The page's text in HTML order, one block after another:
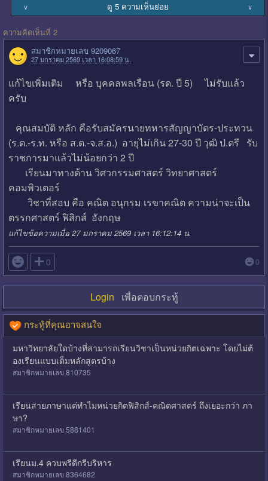
∨ ดู 5 ความเห็นย่อย ∨
ความคิดเห็นที่ 2
สมาชิกหมายเลข 9209067
27 มกราคม 2569 เวลา 16:08:59 น.
แก้ไขเพิ่มเติม หรือ บุคคลพลเรือน (รด. ปี 5) ไม่รับแล้ว
ครับ
คุณสมบัติ หลัก คือรับสมัครนายทหารสัญญาบัตร-ประทวน
(ร.ต.-ร.ท. หรือ ส.ต.-จ.ส.อ.) อายุไม่เกิน 27-30 ปี วุฒิ ป.ตรี รับ
ราชการมาแล้วไม่น้อยกว่า 2 ปี
เรียนมาทางด้าน วิศวกรรมศาสตร์ วิทยาศาสตร์
คอมพิวเตอร์
วิชาที่สอบ คือ คณิต อนุกรม เรขาคณิต ความน่าจะเป็น
ตรรกศาสตร์ ฟิสิกส์ อังกฤษ
แก้ไขข้อความเมื่อ 27 มกราคม 2569 เวลา 16:12:14 น.
 0 0
Login เพื่อตอบกระทู้
กระทู้ที่คุณอาจสนใจ
มหาวิทยาลัยใดบ้างที่สามารถเรียนวิชาเป็นหน่วยกิตเฉพาะ โดยไม่ต้
องเรียนแบบเต็มหลักสูตรบ้าง
สมาชิกหมายเลข 810735
เรียนสายภาษาแต่ทำไมหน่วยกิตฟิสิกส์-คณิตศาสตร์ ถึงเยอะกว่า ภา
ษา?
สมาชิกหมายเลข 5881401
เรียนม.4 ควบพรีดีกรีบริหาร
สมาชิกหมายเลข 8364682